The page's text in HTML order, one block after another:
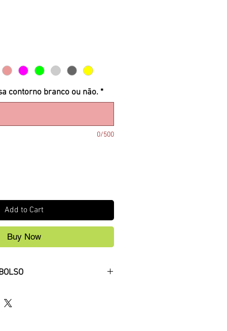
contorno branco ou não. *
0/500
Add to Cart
Buy Now
reembolsado.